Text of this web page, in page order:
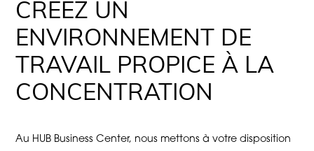
CRÉEZ UN
ENVIRONNEMENT DE
TRAVAIL PROPICE À LA
CONCENTRATION
Au HUB Business Center, nous mettons à votre disposition